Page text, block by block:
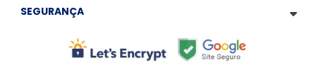
SEGURANÇA